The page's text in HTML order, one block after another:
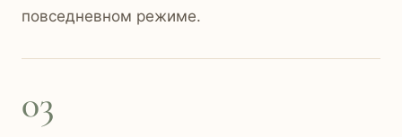
повседневном режиме.
03